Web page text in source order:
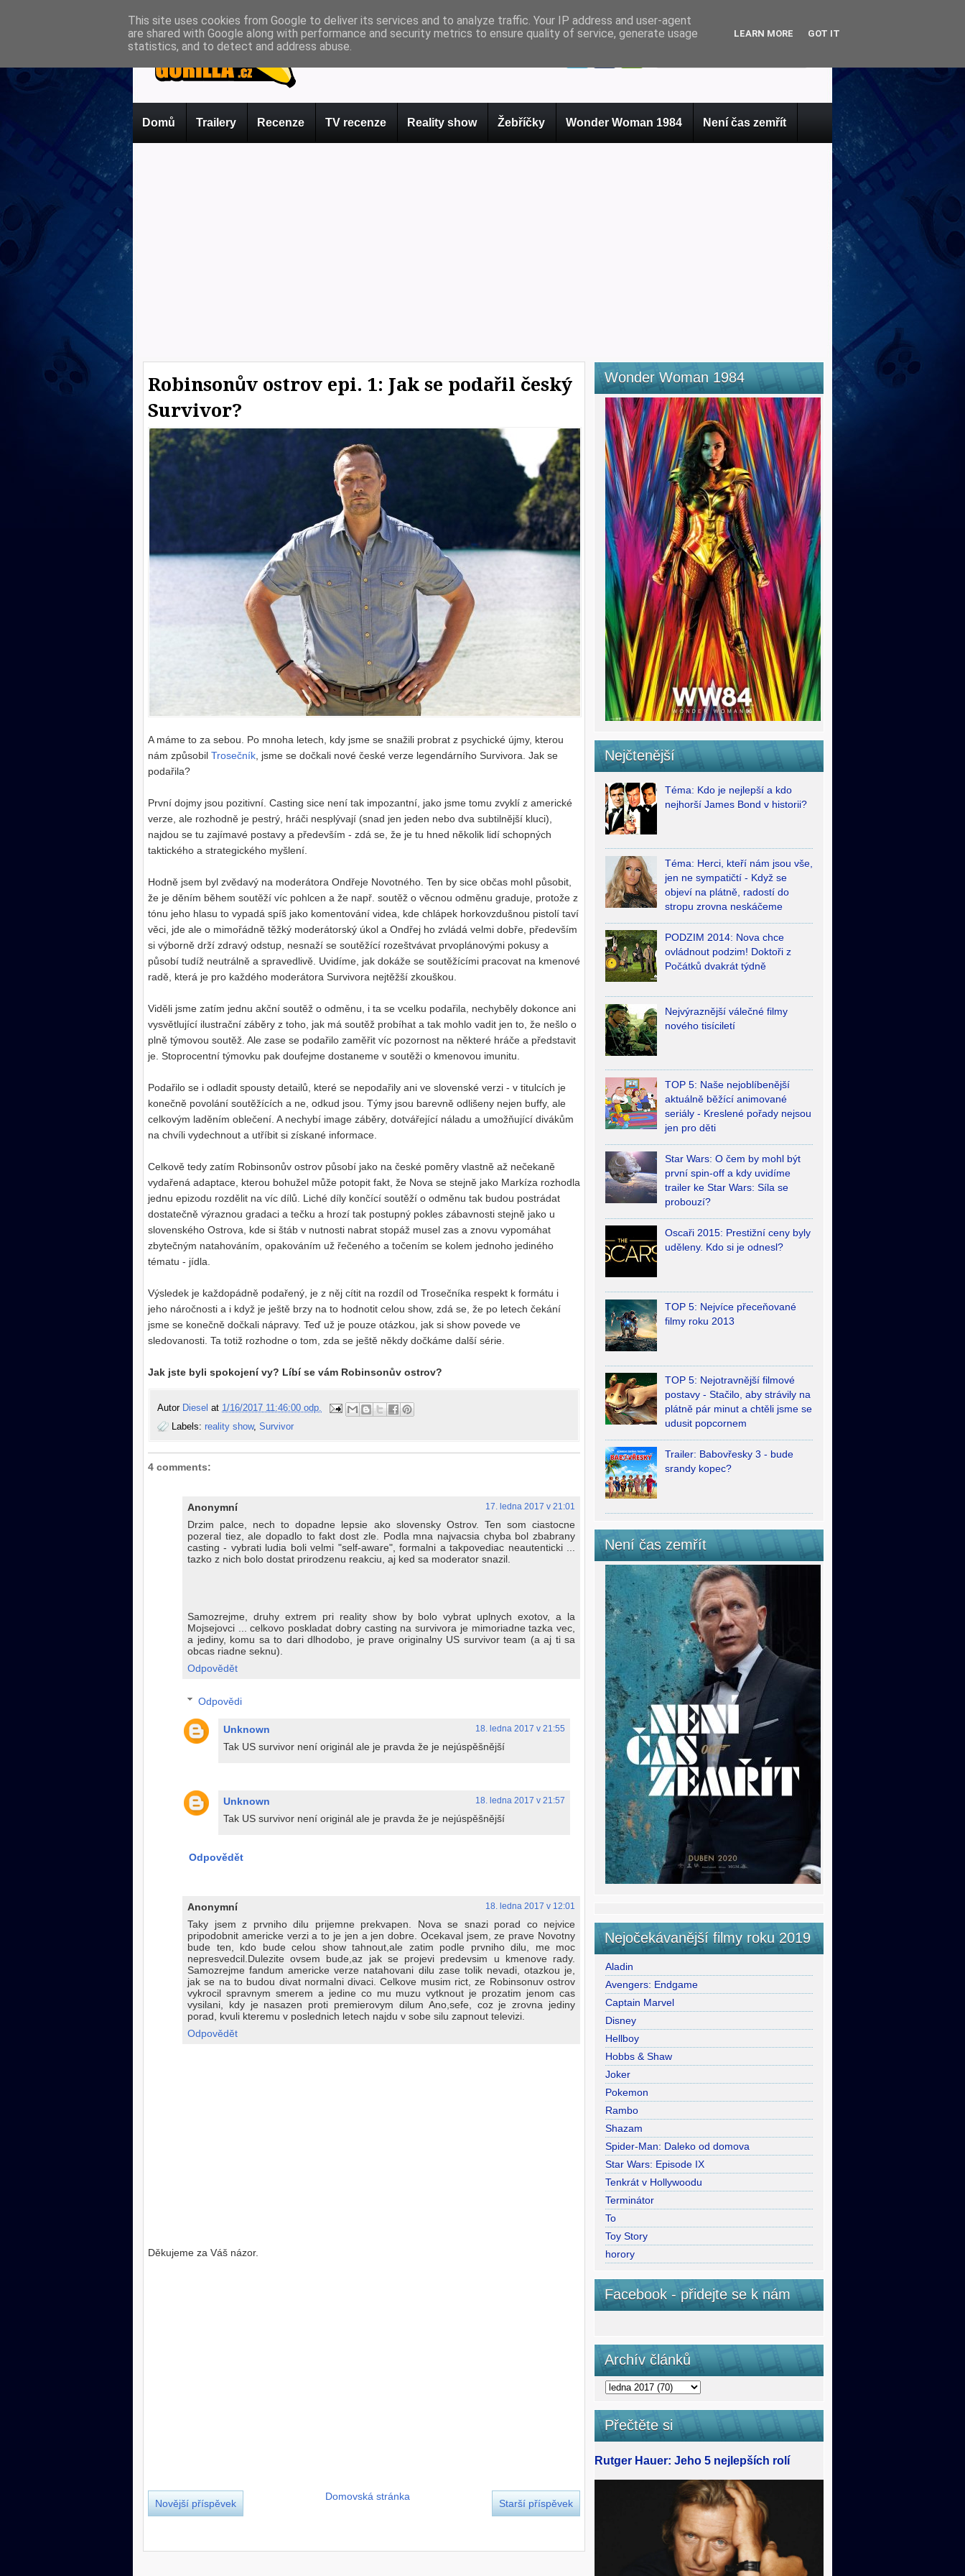
Domů Trailery Recenze TV recenze Reality show Žebříčky Wonder Woman 1984 Není čas zemřít
Robinsonův ostrov epi. 1: Jak se podařil český
Survivor?
A máme to za sebou. Po mnoha letech, kdy jsme se snažili probrat z psychické újmy, kterou
nám způsobil Trosečník, jsme se dočkali nové české verze legendárního Survivora. Jak se
podařila?
První dojmy jsou pozitivní. Casting sice není tak impozantní, jako jsme tomu zvyklí z americké
verze, ale rozhodně je pestrý, hráči nesplývají (snad jen jeden nebo dva subtilnější kluci),
najdou se tu zajímavé postavy a především - zdá se, že je tu hned několik lidí schopných
taktického a strategického myšlení.
Hodně jsem byl zvědavý na moderátora Ondřeje Novotného. Ten by sice občas mohl působit,
že je děním během soutěží víc pohlcen a že např. soutěž o věcnou odměnu graduje, protože z
tónu jeho hlasu to vypadá spíš jako komentování videa, kde chlápek horkovzdušnou pistolí taví
věci, jde ale o mimořádně těžký moderátorský úkol a Ondřej ho zvládá velmi dobře, především
si výborně drží zdravý odstup, nesnaží se soutěžící rozeštvávat prvoplánovými pokusy a
působí tudíž neutrálně a spravedlivě. Uvidíme, jak dokáže se soutěžícími pracovat na kmenové
radě, která je pro každého moderátora Survivora nejtěžší zkouškou.
Viděli jsme zatím jednu akční soutěž o odměnu, i ta se vcelku podařila, nechyběly dokonce ani
vysvětlující ilustrační záběry z toho, jak má soutěž probíhat a tak mohlo vadit jen to, že nešlo o
plně týmovou soutěž. Ale zase se podařilo zaměřit víc pozornost na některé hráče a představit
je. Stoprocentní týmovku pak doufejme dostaneme v soutěži o kmenovou imunitu.
Podařilo se i odladit spousty detailů, které se nepodařily ani ve slovenské verzi - v titulcích je
konečně povolání soutěžících a ne, odkud jsou. Týmy jsou barevně odlišeny nejen buffy, ale
celkovým laděním oblečení. A nechybí image záběry, dotvářející náladu a umožňující divákům
na chvíli vydechnout a utříbit si získané informace.
Celkově tedy zatím Robinsonův ostrov působí jako na české poměry vlastně až nečekaně
vydařená adaptace, kterou bohužel může potopit fakt, že Nova se stejně jako Markíza rozhodla
jednu epizodu rozdělit na víc dílů. Liché díly končící soutěží o odměnu tak budou postrádat
dostatečně výraznou gradaci a tečku a hrozí tak postupný pokles zábavnosti stejně jako u
slovenského Ostrova, kde si štáb v nutnosti nabrat stopáž musel zas a znovu vypomáhat
zbytečným natahováním, opakováním už řečeného a točením se kolem jednoho jediného
tématu - jídla.
Výsledek je každopádně podařený, je z něj cítit na rozdíl od Trosečníka respekt k formátu i
jeho náročnosti a i když je ještě brzy na to hodnotit celou show, zdá se, že po letech čekání
jsme se konečně dočkali nápravy. Teď už je pouze otázkou, jak si show povede ve
sledovanosti. Ta totiž rozhodne o tom, zda se ještě někdy dočkáme další série.
Jak jste byli spokojení vy? Líbí se vám Robinsonův ostrov?
Autor Diesel at 1/16/2017 11:46:00 odp.
Labels: reality show, Survivor
4 comments:
Anonymní 17. ledna 2017 v 21:01
Drzim palce, nech to dopadne lepsie ako slovensky Ostrov. Ten som ciastocne
pozeral tiez, ale dopadlo to fakt dost zle. Podla mna najvacsia chyba bol zbabrany
casting - vybrati ludia boli velmi "self-aware", formalni a takpovediac neautenticki ...
tazko z nich bolo dostat prirodzenu reakciu, aj ked sa moderator snazil.
Samozrejme, druhy extrem pri reality show by bolo vybrat uplnych exotov, a la
Mojsejovci ... celkovo poskladat dobry casting na survivora je mimoriadne tazka vec,
a jediny, komu sa to dari dlhodobo, je prave originalny US survivor team (a aj ti sa
obcas riadne seknu).
Odpovědět
Odpovědi
Unknown 18. ledna 2017 v 21:55
Tak US survivor není originál ale je pravda že je nejúspěšnější
Unknown 18. ledna 2017 v 21:57
Tak US survivor není originál ale je pravda že je nejúspěšnější
Odpovědět
Anonymní 18. ledna 2017 v 12:01
Taky jsem z prvniho dilu prijemne prekvapen. Nova se snazi porad co nejvice
pripodobnit americke verzi a to je jen a jen dobre. Ocekaval jsem, ze prave Novotny
bude ten, kdo bude celou show tahnout,ale zatim podle prvniho dilu, me moc
nepresvedcil.Dulezite ovsem bude,az jak se projevi predevsim u kmenove rady.
Samozrejme fandum americke verze natahovani dilu zase tolik nevadi, otazkou je,
jak se na to budou divat normalni divaci. Celkove musim rict, ze Robinsonuv ostrov
vykrocil spravnym smerem a jedine co mu muzu vytknout je prozatim jenom cas
vysilani, kdy je nasazen proti premierovym dilum Ano,sefe, coz je zrovna jediny
porad, kvuli kteremu v poslednich letech najdu v sobe silu zapnout televizi.
Odpovědět
Děkujeme za Váš názor.
Novější příspěvek Starší příspěvek
Domovská stránka
Wonder Woman 1984
Nejčtenější
Téma: Kdo je nejlepší a kdo
nejhorší James Bond v historii?
Téma: Herci, kteří nám jsou vše,
jen ne sympatičtí - Když se
objeví na plátně, radostí do
stropu zrovna neskáčeme
PODZIM 2014: Nova chce
ovládnout podzim! Doktoři z
Počátků dvakrát týdně
Nejvýraznější válečné filmy
nového tisíciletí
TOP 5: Naše nejoblíbenější
aktuálně běžící animované
seriály - Kreslené pořady nejsou
jen pro děti
Star Wars: O čem by mohl být
první spin-off a kdy uvidíme
trailer ke Star Wars: Síla se
probouzí?
Oscaři 2015: Prestižní ceny byly
uděleny. Kdo si je odnesl?
TOP 5: Nejvíce přeceňované
filmy roku 2013
TOP 5: Nejotravnější filmové
postavy - Stačilo, aby strávily na
plátně pár minut a chtěli jsme se
udusit popcornem
Trailer: Babovřesky 3 - bude
srandy kopec?
Není čas zemřít
Nejočekávanější filmy roku 2019
Aladin
Avengers: Endgame
Captain Marvel
Disney
Hellboy
Hobbs & Shaw
Joker
Pokemon
Rambo
Shazam
Spider-Man: Daleko od domova
Star Wars: Episode IX
Tenkrát v Hollywoodu
Terminátor
To
Toy Story
horory
Facebook - přidejte se k nám
Archív článků
Přečtěte si
Rutger Hauer: Jeho 5 nejlepších rolí
This site uses cookies from Google to deliver its services and to analyze traffic. Your IP address and user-agent
are shared with Google along with performance and security metrics to ensure quality of service, generate usage
statistics, and to detect and address abuse.
LEARN MORE GOT IT